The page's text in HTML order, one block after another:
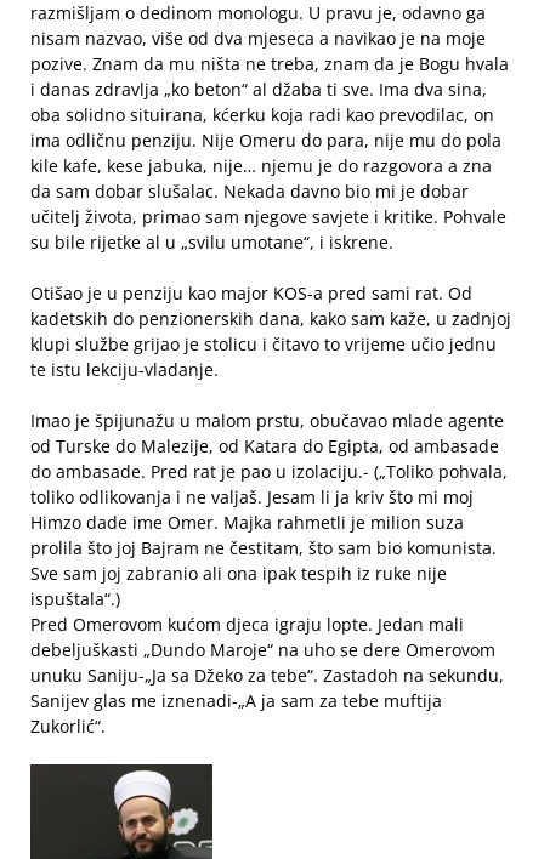
razmišljam o dedinom monologu. U pravu je, odavno ga
nisam nazvao, više od dva mjeseca a navikao je na moje
pozive. Znam da mu ništa ne treba, znam da je Bogu hvala
i danas zdravlja „ko beton“ al džaba ti sve. Ima dva sina,
oba solidno situirana, kćerku koja radi kao prevodilac, on
ima odličnu penziju. Nije Omeru do para, nije mu do pola
kile kafe, kese jabuka, nije… njemu je do razgovora a zna
da sam dobar slušalac. Nekada davno bio mi je dobar
učitelj života, primao sam njegove savjete i kritike. Pohvale
su bile rijetke al u „svilu umotane“, i iskrene.
Otišao je u penziju kao major KOS-a pred sami rat. Od
kadetskih do penzionerskih dana, kako sam kaže, u zadnjoj
klupi službe grijao je stolicu i čitavo to vrijeme učio jednu
te istu lekciju-vladanje.
Imao je špijunažu u malom prstu, obučavao mlade agente
od Turske do Malezije, od Katara do Egipta, od ambasade
do ambasade. Pred rat je pao u izolaciju.- („Toliko pohvala,
toliko odlikovanja i ne valjaš. Jesam li ja kriv što mi moj
Himzo dade ime Omer. Majka rahmetli je milion suza
prolila što joj Bajram ne čestitam, što sam bio komunista.
Sve sam joj zabranio ali ona ipak tespih iz ruke nije
ispuštala“.)
Pred Omerovom kućom djeca igraju lopte. Jedan mali
debeljuškasti „Dundo Maroje“ na uho se dere Omerovom
unuku Saniju-„Ja sa Džeko za tebe“. Zastadoh na sekundu,
Sanijev glas me iznenadi-„A ja sam za tebe muftija
Zukorlić“.